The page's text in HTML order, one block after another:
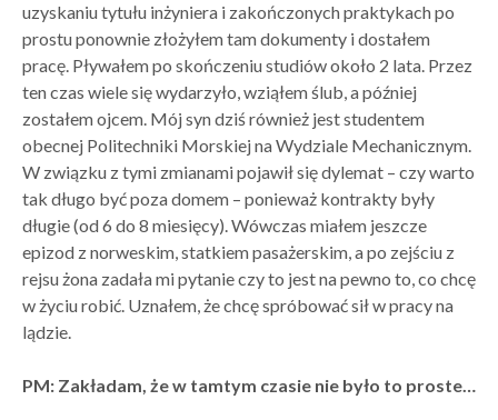
uzyskaniu tytułu inżyniera i zakończonych praktykach po
prostu ponownie złożyłem tam dokumenty i dostałem
pracę. Pływałem po skończeniu studiów około 2 lata. Przez
ten czas wiele się wydarzyło, wziąłem ślub, a później
zostałem ojcem. Mój syn dziś również jest studentem
obecnej Politechniki Morskiej na Wydziale Mechanicznym.
W związku z tymi zmianami pojawił się dylemat – czy warto
tak długo być poza domem – ponieważ kontrakty były
długie (od 6 do 8 miesięcy). Wówczas miałem jeszcze
epizod z norweskim, statkiem pasażerskim, a po zejściu z
rejsu żona zadała mi pytanie czy to jest na pewno to, co chcę
w życiu robić. Uznałem, że chcę spróbować sił w pracy na
lądzie.
PM: Zakładam, że w tamtym czasie nie było to proste…